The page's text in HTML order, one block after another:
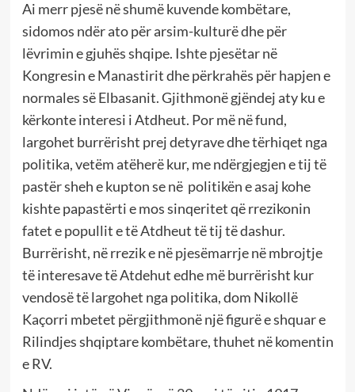
Ai merr pjesë në shumë kuvende kombëtare,
sidomos ndër ato për arsim-kulturë dhe për
lëvrimin e gjuhës shqipe. Ishte pjesëtar në
Kongresin e Manastirit dhe përkrahës për hapjen e
normales së Elbasanit. Gjithmonë gjëndej aty ku e
kërkonte interesi i Atdheut. Por më në fund,
largohet burrërisht prej detyrave dhe tërhiqet nga
politika, vetëm atëherë kur, me ndërgjegjen e tij të
pastër sheh e kupton se në politikën e asaj kohe
kishte papastërti e mos sinqeritet që rrezikonin
fatet e popullit e të Atdheut të tij të dashur.
Burrërisht, në rrezik e në pjesëmarrje në mbrojtje
të interesave të Atdehut edhe më burrërisht kur
vendosë të largohet nga politika, dom Nikollë
Kaçorri mbetet përgjithmonë një figurë e shquar e
Rilindjes shqiptare kombëtare, thuhet në komentin
e RV.